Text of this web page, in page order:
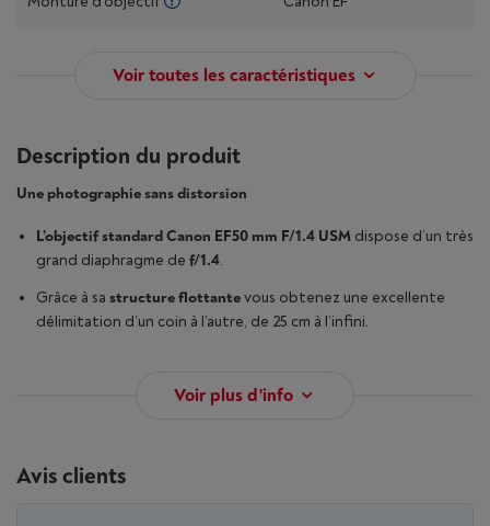
Voir toutes les caractéristiques
Description du produit
Une photographie sans distorsion
L’objectif standard Canon EF50 mm F/1.4 USM dispose d’un très
grand diaphragme de f/1.4.
Grâce à sa structure flottantevous obtenez une excellente
délimitation d’un coin à l’autre, de 25 cm à l’infini.
Voir plus d'info
Avis clients